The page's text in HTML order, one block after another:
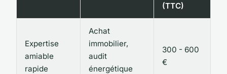
(TTC)
Expertise
amiable
rapide
Achat
immobilier,
audit
énergétique
300 - 600
€